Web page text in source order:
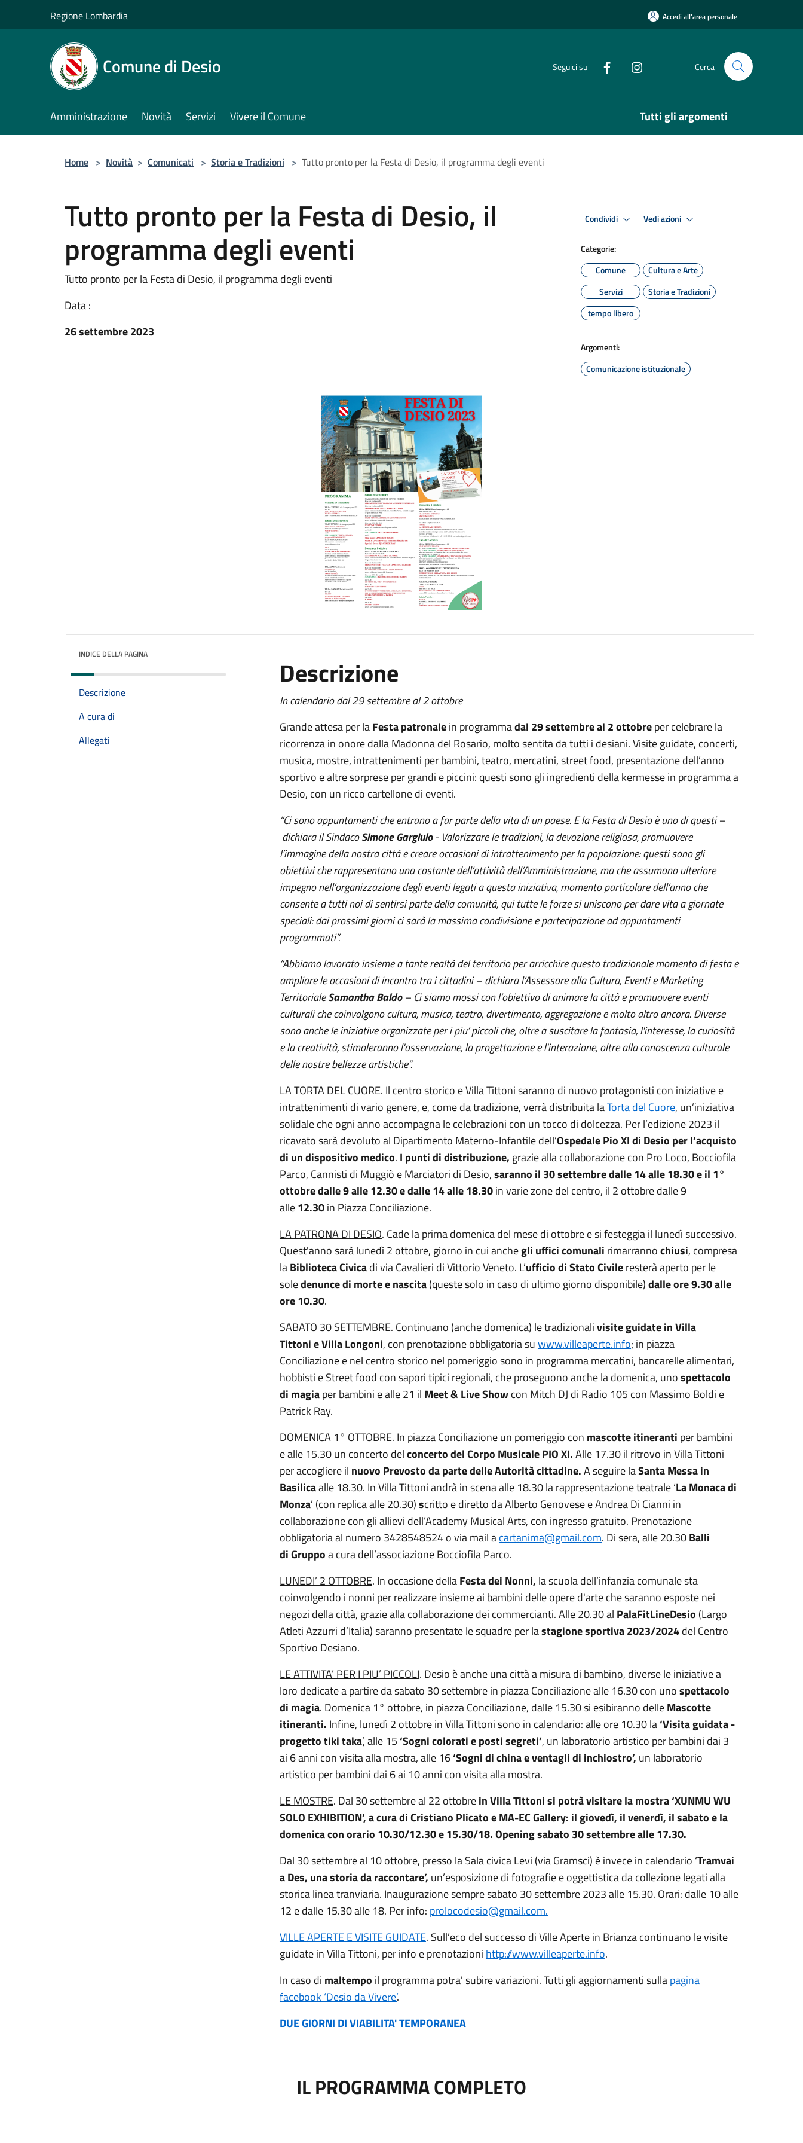
Regione Lombardia Accedi all'area personale
Comune di Desio Seguici su Cerca
Amministrazione Novità Servizi Vivere il Comune Tutti gli argomenti
Home > Novità > Comunicati > Storia e Tradizioni > Tutto pronto per la Festa di Desio, il programma degli eventi
Tutto pronto per la Festa di Desio, il
programma degli eventi
Tutto pronto per la Festa di Desio, il programma degli eventi
Data :
26 settembre 2023
Condividi Vedi azioni
Categorie:
Comune
Cultura e Arte
Servizi
Storia e Tradizioni
tempo libero
Argomenti:
Comunicazione istituzionale
INDICE DELLA PAGINA
Descrizione
A cura di
Allegati
Descrizione
In calendario dal 29 settembre al 2 ottobre
Grande attesa per laFesta patronalein programmadal 29 settembre al 2 ottobreper celebrare la
ricorrenza in onore dalla Madonna del Rosario, molto sentita da tutti i desiani. Visite guidate, concerti,
musica, mostre, intrattenimenti per bambini, teatro, mercatini, street food, presentazione dell’anno
sportivo e altre sorprese per grandi e piccini: questi sono gli ingredienti della kermesse in programma a
Desio, con un ricco cartellone di eventi.
“Ci sono appuntamenti che entrano a far parte della vita di un paese. E la Festa di Desio è uno di questi –
dichiara il SindacoSimone Gargiulo- Valorizzare le tradizioni, la devozione religiosa, promuovere
l’immagine della nostra città e creare occasioni di intrattenimento per la popolazione: questi sono gli
obiettivi che rappresentano una costante dell’attività dell’Amministrazione, ma che assumono ulteriore
impegno nell’organizzazione degli eventi legatia questa iniziativa, momento particolare dell’anno che
consente a tutti noi di sentirsi parte della comunità,quitutte le forze si uniscono per dare vita a giornate
speciali: dai prossimi giorni ci sarà la massima condivisione e partecipazione ad appuntamenti
programmati”.
“Abbiamo lavorato insieme a tante realtà del territorio per arricchire questo tradizionale momento di festa e
ampliare le occasioni di incontro tra i cittadini –dichiara l’Assessore alla Cultura, Eventi e Marketing
TerritorialeSamantha Baldo– Ci siamo mossi con l’obiettivo di animare la città e promuovere eventi
culturali che coinvolgono cultura, musica, teatro, divertimento, aggregazione e molto altro ancora. Diverse
sono anche le iniziative organizzate per i piu’ piccoli che, oltre a suscitare la fantasia, l'interesse, la curiosità
e la creatività, stimoleranno l'osservazione, la progettazione e l'interazione, oltre alla conoscenza culturale
delle nostre bellezze artistiche”.
LA TORTA DEL CUORE. Il centro storico e Villa Tittoni saranno di nuovo protagonisti con iniziative e
intrattenimenti di vario genere, e, come da tradizione, verrà distribuita laTorta del Cuore, un’iniziativa
solidale che ogni anno accompagna le celebrazioni con un tocco di dolcezza. Per l’edizione 2023 il
ricavato sarà devoluto al Dipartimento Materno-Infantile dell’Ospedale Pio XI di Desio per l’acquisto
di un dispositivo medico. I punti di distribuzione, grazie alla collaborazione con Pro Loco, Bocciofila
Parco, Cannisti di Muggiò e Marciatori di Desio,saranno il 30 settembredalle14alle18.30 eil 1°
ottobredalle 9 alle 12.30 edalle14alle18.30in varie zone del centro, il 2 ottobre dalle 9
alle12.30in Piazza Conciliazione.
LA PATRONA DI DESIO. Cade la prima domenica del mese di ottobre e si festeggia il lunedì successivo.
Quest'anno sarà lunedì 2 ottobre, giorno in cui anchegli uffici comunali rimarrannochiusi, compresa
laBiblioteca Civicadi via Cavalieri di Vittorio Veneto. L’ufficio diStatoCivileresterà aperto per le
soledenunce di morte e nascita(queste solo in caso di ultimo giorno disponibile)dalle ore 9.30 alle
ore 10.30.
SABATO 30 SETTEMBRE. Continuano (anche domenica) le tradizionalivisite guidate in Villa
TittonieVilla Longoni, con prenotazione obbligatoria suwww.villeaperte.info; in piazza
Conciliazione e nel centro storico nel pomeriggio sono in programma mercatini, bancarelle alimentari,
hobbisti e Street food con sapori tipici regionali, che proseguono anche la domenica, unospettacolo
di magiaper bambini e alle 21 il Meet& LiveShowcon Mitch DJ di Radio 105 con Massimo Boldi e
Patrick Ray.
DOMENICA 1° OTTOBRE. In piazza Conciliazione un pomeriggio con mascotte itineranti per bambini
e alle 15.30 un concerto delconcerto del Corpo Musicale PIO XI.Alle 17.30 il ritrovo in Villa Tittoni
per accogliere il nuovo Prevosto da parte delle Autorità cittadine.A seguire laSanta Messa in
Basilicaalle 18.30. In Villa Tittoni andrà in scena alle 18.30 la rappresentazione teatrale ‘La Monaca di
Monza’ (con replica alle 20.30)scritto e diretto da Alberto Genovese e Andrea Di Cianni in
collaborazione con gli allievi dell’Academy Musical Arts, con ingresso gratuito. Prenotazione
obbligatoria al numero 3428548524 o via mail acartanima@gmail.com. Di sera, alle 20.30Balli
diGruppoa cura dell’associazione Bocciofila Parco.
LUNEDI’ 2 OTTOBRE. In occasione dellaFesta dei Nonni, la scuola dell’infanzia comunale sta
coinvolgendo i nonni per realizzare insieme ai bambini delle opere d'arte che saranno esposte nei
negozi della città, grazie alla collaborazione dei commercianti. Alle 20.30 al PalaFitLineDesio (Largo
Atleti Azzurri d’Italia) saranno presentate le squadre per lastagione sportiva 2023/2024del Centro
Sportivo Desiano.
LE ATTIVITA’ PER I PIU’ PICCOLI. Desio è anche una città a misura di bambino, diverse le iniziative a
loro dedicate a partire da sabato 30 settembre in piazza Conciliazione alle 16.30 con unospettacolo
di magia. Domenica 1° ottobre, in piazza Conciliazione, dalle 15.30 si esibiranno delleMascotte
itineranti. Infine, lunedì 2 ottobre in Villa Tittoni sono in calendario: alle ore 10.30 la‘Visita guidata -
progetto tiki taka’, alle 15‘Sogni colorati e posti segreti’, un laboratorio artistico per bambini dai 3
ai 6 anni con visita alla mostra, alle 16‘Sogni di china e ventagli di inchiostro’, un laboratorio
artistico per bambini dai 6 ai 10 anni con visita alla mostra.
LE MOSTRE. Dal 30 settembre al 22 ottobreinVilla Tittonisi potrà visitare la mostra‘XUNMU WU
SOLO EXHIBITION’,a curadi Cristiano Plicato e MA-EC Gallery: il giovedì, il venerdì, il sabatoe la
domenicacon orario 10.30/12.30e15.30/18. Openingsabato 30 settembrealle17.30.
Dal 30 settembre al 10 ottobre, presso la Sala civica Levi (via Gramsci) è invece in calendario ‘Tramvai
a Des, una storia da raccontare’, un’esposizione di fotografie e oggettistica da collezione legati alla
storica linea tranviaria. Inaugurazione sempre sabato 30 settembre 2023 alle 15.30. Orari: dalle 10 alle
12 e dalle 15.30 alle 18. Per info: prolocodesio@gmail.com.
VILLE APERTE E VISITE GUIDATE. Sull’eco del successo di Ville Aperte in Brianza continuano le visite
guidate in Villa Tittoni, per info e prenotazioni http://www.villeaperte.info.
In caso di maltempo il programma potra' subire variazioni. Tutti gli aggiornamenti sullapagina
facebook ‘Desio da Vivere’.
DUE GIORNI DI VIABILITA' TEMPORANEA
IL PROGRAMMA COMPLETO